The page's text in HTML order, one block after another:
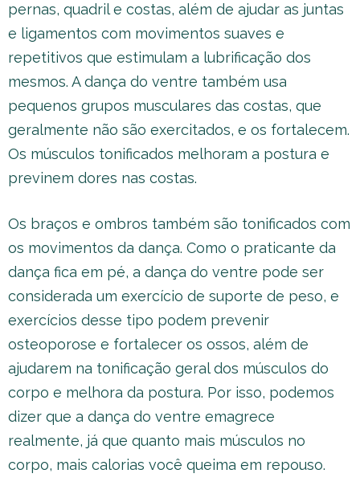
pernas, quadril e costas, além de ajudar as juntas
e ligamentos com movimentos suaves e
repetitivos que estimulam a lubrificação dos
mesmos. A dança do ventre também usa
pequenos grupos musculares das costas, que
geralmente não são exercitados, e os fortalecem.
Os músculos tonificados melhoram a postura e
previnem dores nas costas.
Os braços e ombros também são tonificados com
os movimentos da dança. Como o praticante da
dança fica em pé, a dança do ventre pode ser
considerada um exercício de suporte de peso, e
exercícios desse tipo podem prevenir
osteoporose e fortalecer os ossos, além de
ajudarem na tonificação geral dos músculos do
corpo e melhora da postura. Por isso, podemos
dizer que a dança do ventre emagrece
realmente, já que quanto mais músculos no
corpo, mais calorias você queima em repouso.